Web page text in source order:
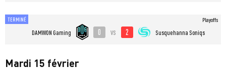
TERMINÉ
DAMWON Gaming 0 vs 2 Susquehanna Soniqs
Playoffs
Mardi 15 février